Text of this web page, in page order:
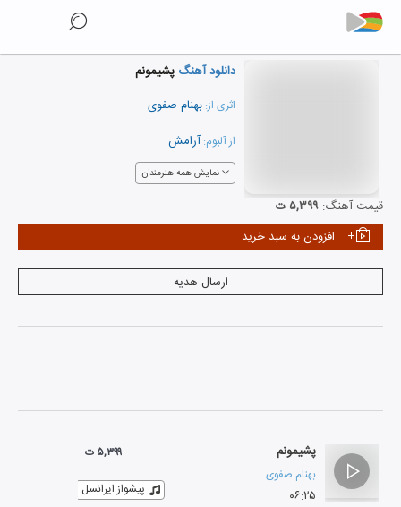
دانلود آهنگ پشیمونم
اثری از: بهنام صفوی
از آلبوم: آرامش
نمایش همه هنرمندان
قیمت آهنگ: ۵,۳۹۹ ت
افزودن به سبد خرید
ارسال هدیه
پشیمونم
بهنام صفوی
۰۶:۲۵
۵,۳۹۹ ت
پیشواز ایرانسل